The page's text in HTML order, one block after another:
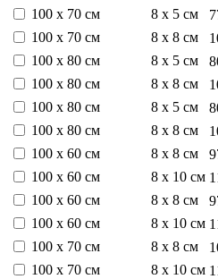
100 х 70 см
8 х 5 см
100 х 70 см
8 х 8 см
100 х 80 см
8 х 5 см
100 х 80 см
8 х 8 см
100 х 80 см
8 х 5 см
100 х 80 см
8 х 8 см
100 х 60 см
8 х 8 см
100 х 60 см
8 х 10 см
100 х 60 см
8 х 8 см
100 х 60 см
8 х 10 см
100 х 70 см
8 х 8 см
100 х 70 см
8 х 10 см